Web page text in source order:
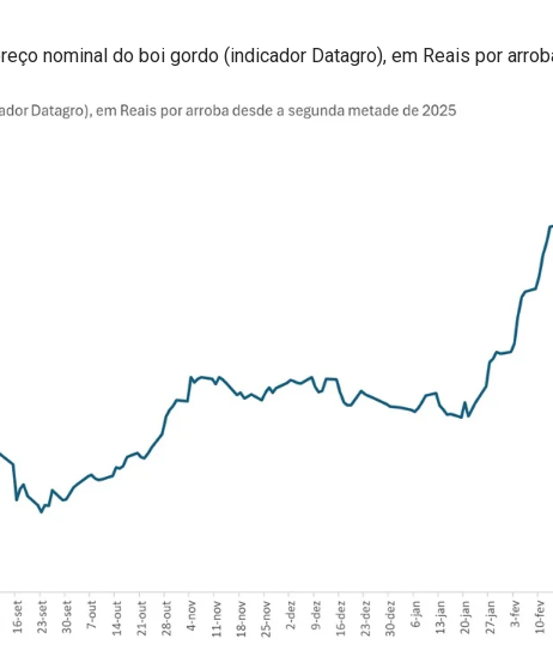
nominal do boi gordo (indicador Datagro), em Reais por